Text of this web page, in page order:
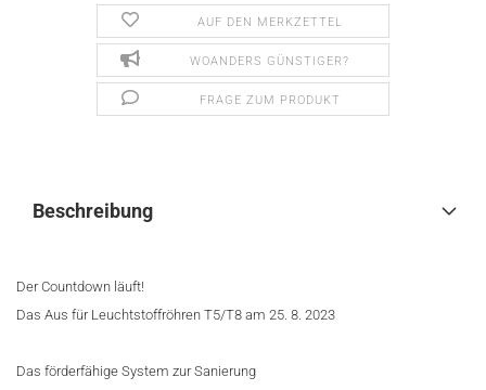
AUF DEN MERKZETTEL
WOANDERS GÜNSTIGER?
FRAGE ZUM PRODUKT
Beschreibung
Der Countdown läuft!
Das Aus für Leuchtstoffröhren T5/T8 am 25. 8. 2023
Das förderfähige System zur Sanierung